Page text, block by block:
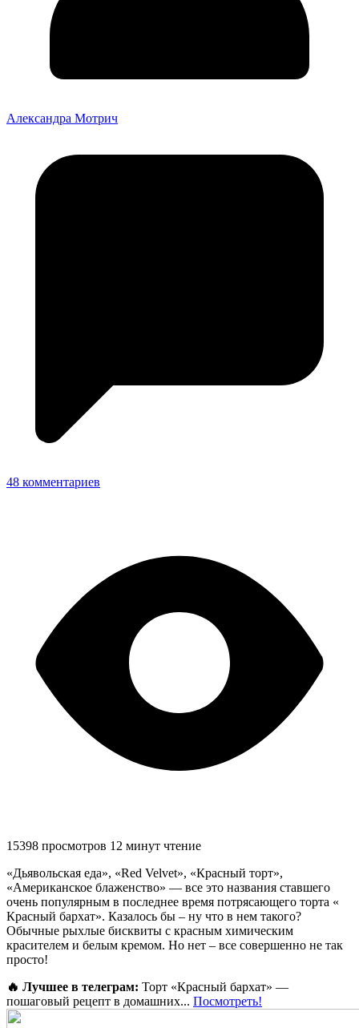
Александра Мотрич
48 комментариев
15398 просмотров 12 минут чтение
«Дьявольская еда», «Red Velvet», «Красный торт»,
«Американское блаженство» — все это названия ставшего
очень популярным в последнее время потрясающего торта «
Красный бархат». Казалось бы – ну что в нем такого?
Обычные рыхлые бисквиты с красным химическим
красителем и белым кремом. Но нет – все совершенно не так
просто!
🔥 Лучшее в телеграм: Торт «Красный бархат» —
пошаговый рецепт в домашних... Посмотреть!